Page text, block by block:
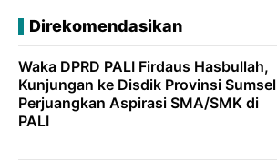
Direkomendasikan
Waka DPRD PALI Firdaus Hasbullah,
Kunjungan ke Disdik Provinsi Sumsel
Perjuangkan Aspirasi SMA/SMK di
PALI